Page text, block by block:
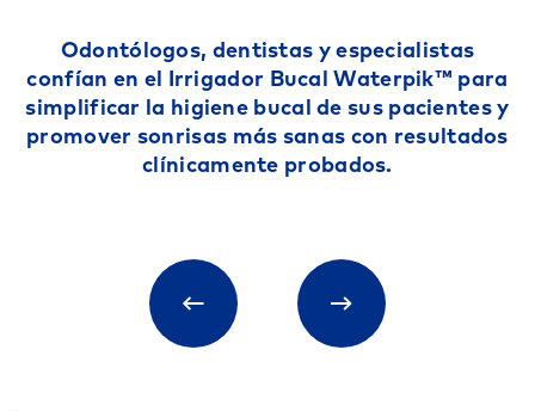
Odontólogos, dentistas y especialistas
confían en el Irrigador Bucal Waterpik™ para
simplificar la higiene bucal de sus pacientes y
promover sonrisas más sanas con resultados
clínicamente probados.